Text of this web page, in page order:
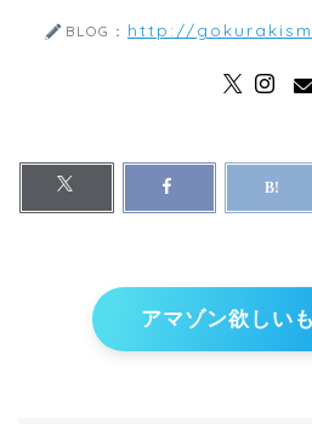
BLOG： http://
アマゾン欲しい